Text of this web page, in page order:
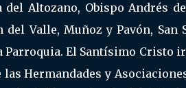
Altozano, Obispo Andrés
Valle, Muñoz y Pavón, San
Parroquia. El Santísimo Cristo
Hermandades y